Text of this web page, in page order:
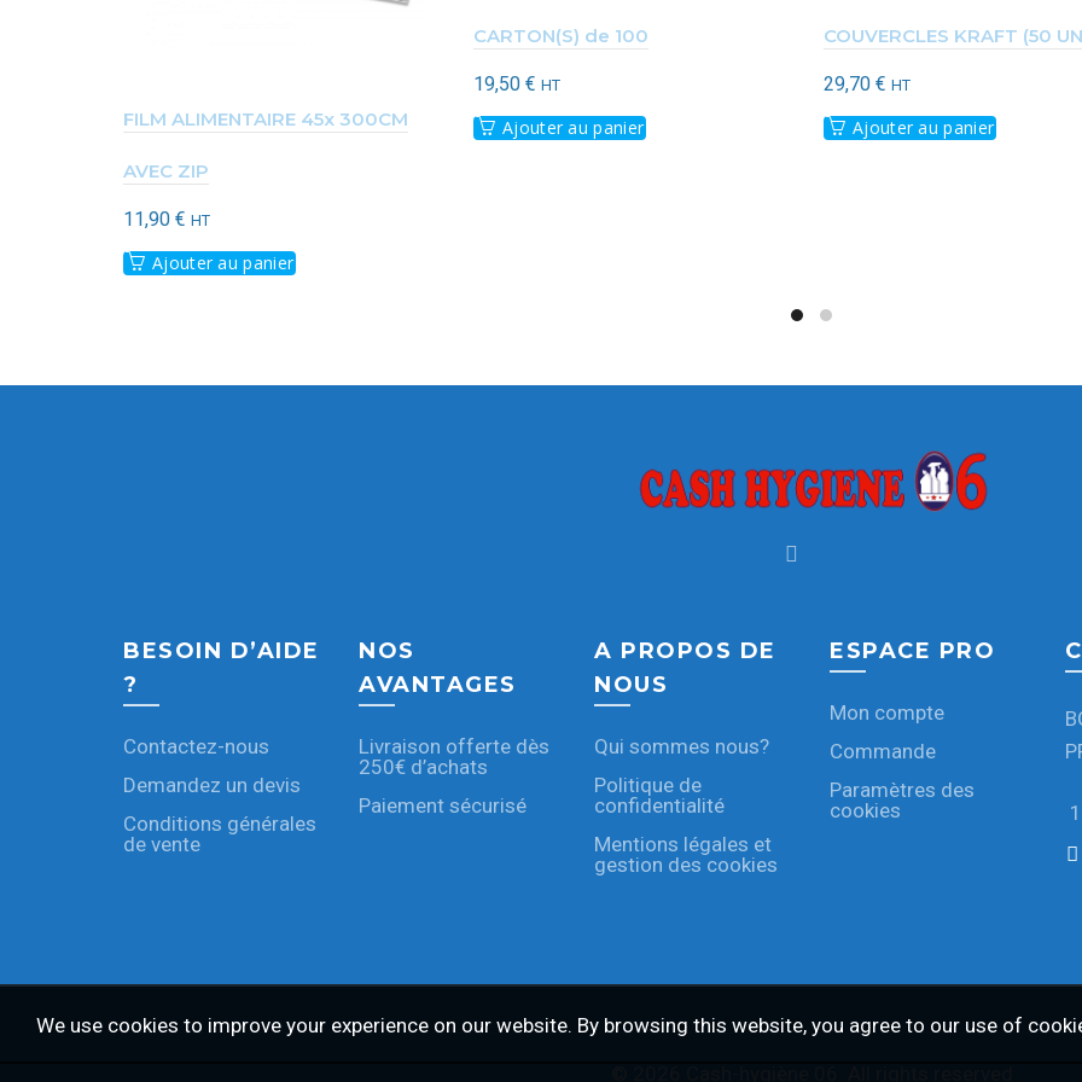
FILM ALIMENTAIRE 45x 300CM
AVEC ZIP
11,90 € HT
Ajouter au panier
CARTON(S) de 100
19,50 € HT
Ajouter au panier
COUVERCLES KRAFT (50
29,70 € HT
Ajouter au panier
BESOIN D’AIDE
?
Contactez-nous
Demandez un devis
Conditions générales
de vente
NOS
AVANTAGES
Livraison offerte dès
250€ d’achats
Paiement sécurisé
A PROPOS DE
NOUS
Qui sommes nous?
Politique de
confidentialité
Mentions légales et
gestion des cookies
ESPACE PRO
Mon compte
Commande
Paramètres des
cookies
We use cookies to improve your experience on our website. By browsing this website, you agree to our use of